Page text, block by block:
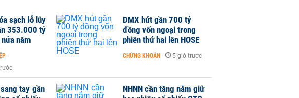
sạch lỗ lũy
353.000 tỷ
năm
-
DMX hút gần 700 tỷ
đồng vốn ngoại trong
phiên thứ hai lên HOSE
CHỨNG KHOÁN - 5 giờ trước
tay gần
NHNN cần tăng nắm giữ